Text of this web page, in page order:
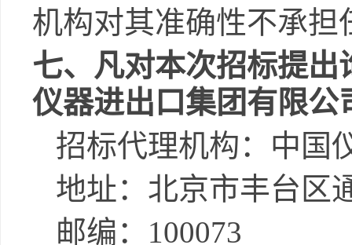
机构对其准确性不承担
七、 凡对本次招标提
仪器进出口集团有限公
招标代理机构： 中国
地址： 北京市丰台区
邮编： 100073